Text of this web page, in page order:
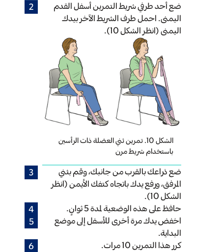
ضع أحد طرفي شريط التمرين أسفل القدم
اليمنى. احمل طرف الشريط الآخر بيدك
اليمنى (انظر الشكل 10).
الشكل 10. تمرين ثني العضلة ذات الرأسين
باستخدام شريط مرن
ضع ذراعك بالقرب من جانبك، وقم بثني
المرفق، ورفع يدك باتجاه كتفك الأيمن (انظر
الشكل 10).
حافظ على هذه الوضعية لمدة 5 ثوانٍ.
اخفض يدك مرة أخرى للأسفل إلى موضع
البداية.
كرر هذا التمرين 10 مرات.